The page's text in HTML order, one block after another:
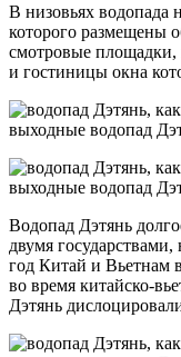
В низовьях водопада
которого размещены
смотровые площадки,
и гостиницы окна
Водопад Дэтянь
двумя
год Китай и Вьетнам
во время китайско-
Дэтянь